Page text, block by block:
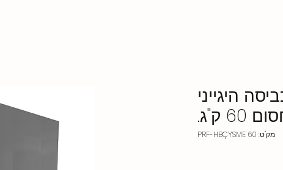
היגייני
60 ק"ג.
מק"ט: PRF-HBÇYSME 60